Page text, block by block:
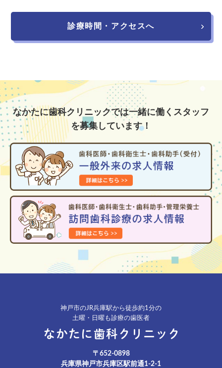
診療時間・アクセスへ
なかたに歯科クリニックでは一緒に働くスタッフ
を募集しています！
神戸市のJR兵庫駅から徒歩約1分の
土曜・日曜も診療の歯医者
〒652-0898
兵庫県神戸市兵庫区駅前通1-2-1